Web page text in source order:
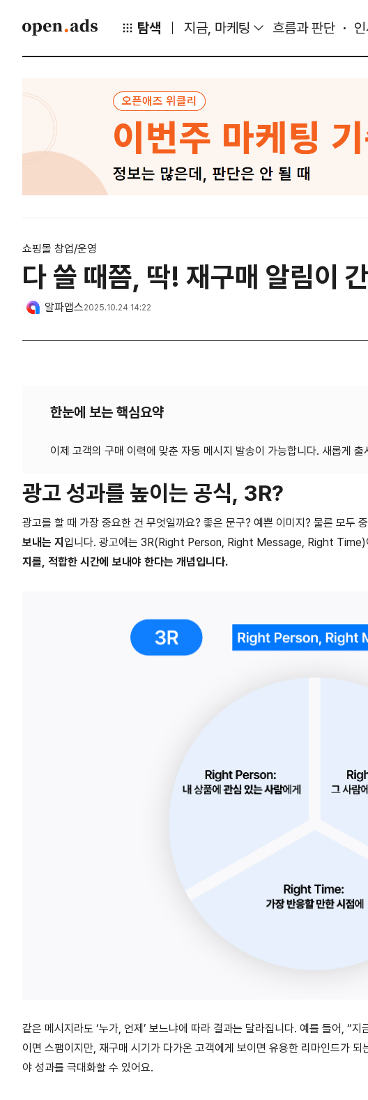
탐색 지금, 마케팅 흐름과 판단
쇼핑몰 창업/운영
다 쓸 때쯤, 딱! 재구매 알림이
알파앱스2025.10.24 14:22
한눈에 보는 핵심요약
광고 성과를 높이는 공식, 3R?
광고를 할 때 가장 중요한 건 무엇일까요? 좋은 문구? 예쁜 이미지? 물론 모두
보내는 지 입니다. 광고에는 3R(Right Person, Right Message, Right Time)
지를, 적합한 시간에 보내야 한다는 개념입니다.
같은 메시지라도 ‘누가, 언제’ 보느냐에 따라 결과는 달라집니다. 예를 들어, “
이면 스팸이지만, 재구매 시기가 다가온 고객에게 보이면 유용한 리마인드가
야 성과를 극대화할 수 있어요.